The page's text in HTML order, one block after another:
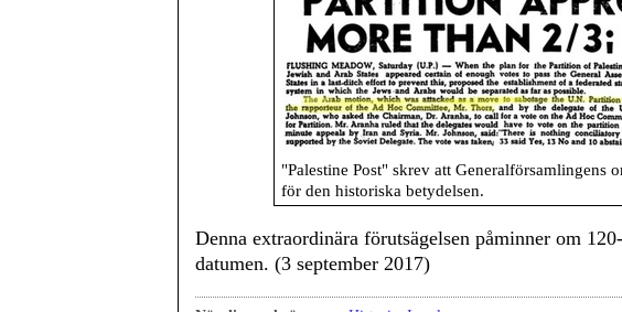
"Palestine Post" skrev att Generalförsamlingens
för den historiska betydelsen.
Denna extraordinära förutsägelsen påminner om
datumen. (3 september 2017)